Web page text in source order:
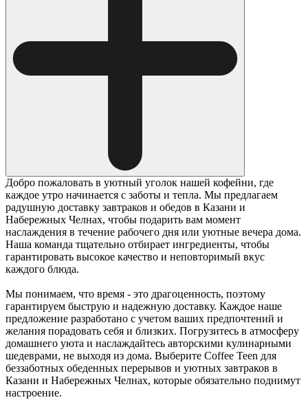
Добро пожаловать в уютный уголок нашей кофейни, где
каждое утро начинается с заботы и тепла. Мы предлагаем
радушную доставку завтраков и обедов в Казани и
Набережных Челнах, чтобы подарить вам момент
наслаждения в течение рабочего дня или уютные вечера дома.
Наша команда тщательно отбирает ингредиенты, чтобы
гарантировать высокое качество и неповторимый вкус
каждого блюда.
Мы понимаем, что время - это драгоценность, поэтому
гарантируем быструю и надежную доставку. Каждое наше
предложение разработано с учетом ваших предпочтений и
желания порадовать себя и близких. Погрузитесь в атмосферу
домашнего уюта и наслаждайтесь авторскими кулинарными
шедеврами, не выходя из дома. Выберите Coffee Teen для
беззаботных обеденных перерывов и уютных завтраков в
Казани и Набережных Челнах, которые обязательно поднимут
настроение.